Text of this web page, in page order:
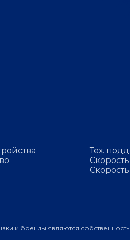
Тех.
и бренды являются